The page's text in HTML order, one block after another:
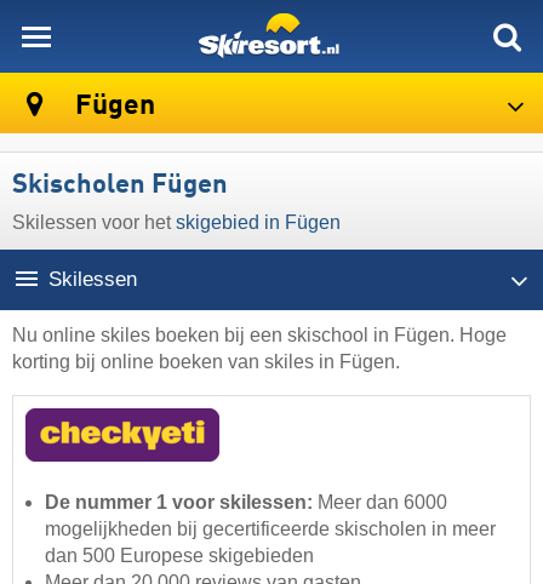
Fügen
Skischolen Fügen
Skilessen voor hetskigebied in Fügen
Skilessen
Nu online skiles boeken bij een skischool in Fügen. Hoge
korting bij online boeken van skiles in Fügen.
De nummer 1 voor skilessen: Meer dan 6000
mogelijkheden bij gecertificeerde skischolen in meer
dan 500 Europese skigebieden